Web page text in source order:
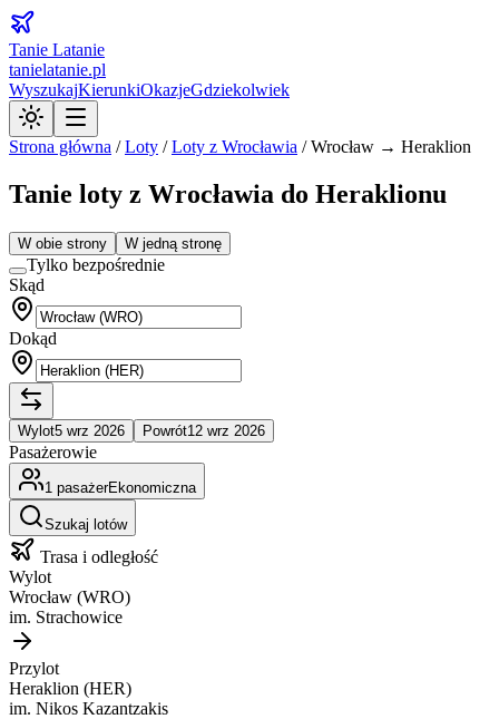
Tanie Latanie
tanielatanie.pl
WyszukajKierunkiOkazjeGdziekolwiek
Strona główna /Loty /Loty z Wrocławia /Wrocław → Heraklion
Tanie loty z Wrocławia do Heraklionu
W obie strony W jedną stronę
Tylko bezpośrednie
Skąd
Dokąd
Wylot5 wrz 2026 Powrót12 wrz 2026
Pasażerowie
1 pasażerEkonomiczna
Szukaj lotów
Trasa i odległość
Wylot
Wrocław (WRO)
im. Strachowice
Przylot
Heraklion (HER)
im. Nikos Kazantzakis